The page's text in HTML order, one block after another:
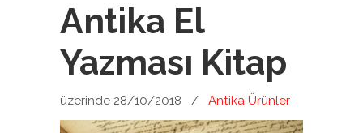
Antika El
Yazması Kitap
üzerinde 28/10/2018 / Antika Ürünler